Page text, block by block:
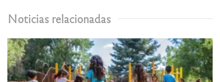
Noticias relacionadas